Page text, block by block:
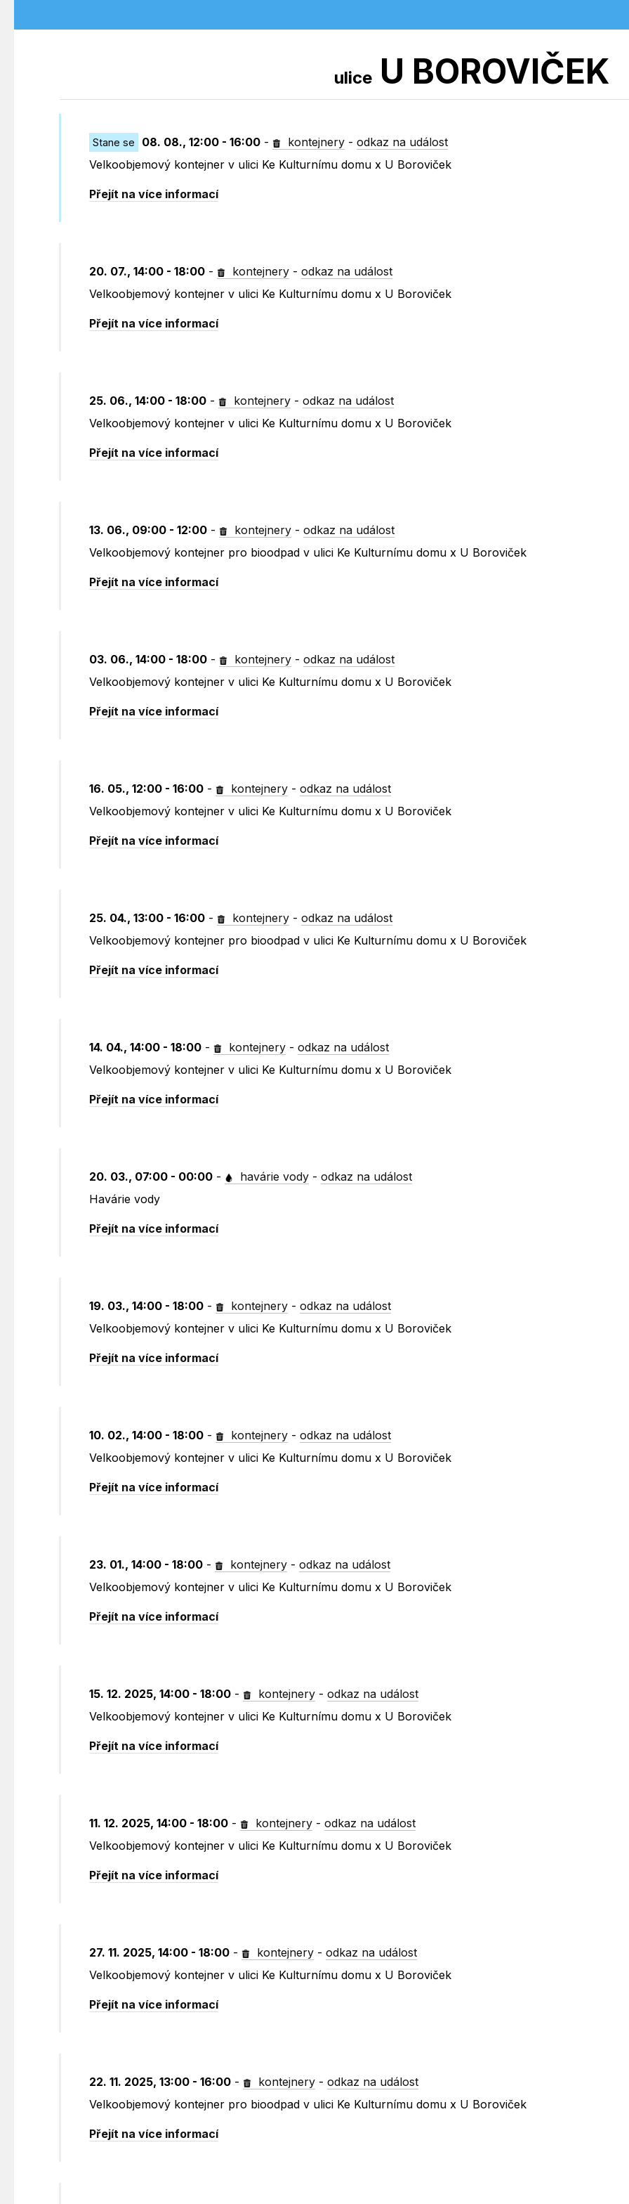
ulice U BOROVIČEK
Stane se 08. 08., 12:00 - 16:00 - kontejnery -odkaz na událost
Velkoobjemový kontejner v ulici Ke Kulturnímu domu x U Boroviček
Přejít na více informací
20. 07., 14:00 - 18:00 - kontejnery -odkaz na událost
Velkoobjemový kontejner v ulici Ke Kulturnímu domu x U Boroviček
Přejít na více informací
25. 06., 14:00 - 18:00 - kontejnery -odkaz na událost
Velkoobjemový kontejner v ulici Ke Kulturnímu domu x U Boroviček
Přejít na více informací
13. 06., 09:00 - 12:00 - kontejnery -odkaz na událost
Velkoobjemový kontejner pro bioodpad v ulici Ke Kulturnímu domu x U Boroviček
Přejít na více informací
03. 06., 14:00 - 18:00 - kontejnery -odkaz na událost
Velkoobjemový kontejner v ulici Ke Kulturnímu domu x U Boroviček
Přejít na více informací
16. 05., 12:00 - 16:00 - kontejnery -odkaz na událost
Velkoobjemový kontejner v ulici Ke Kulturnímu domu x U Boroviček
Přejít na více informací
25. 04., 13:00 - 16:00 - kontejnery -odkaz na událost
Velkoobjemový kontejner pro bioodpad v ulici Ke Kulturnímu domu x U Boroviček
Přejít na více informací
14. 04., 14:00 - 18:00 - kontejnery -odkaz na událost
Velkoobjemový kontejner v ulici Ke Kulturnímu domu x U Boroviček
Přejít na více informací
20. 03., 07:00 - 00:00 - havárie vody -odkaz na událost
Havárie vody
Přejít na více informací
19. 03., 14:00 - 18:00 - kontejnery -odkaz na událost
Velkoobjemový kontejner v ulici Ke Kulturnímu domu x U Boroviček
Přejít na více informací
10. 02., 14:00 - 18:00 - kontejnery -odkaz na událost
Velkoobjemový kontejner v ulici Ke Kulturnímu domu x U Boroviček
Přejít na více informací
23. 01., 14:00 - 18:00 - kontejnery -odkaz na událost
Velkoobjemový kontejner v ulici Ke Kulturnímu domu x U Boroviček
Přejít na více informací
15. 12. 2025, 14:00 - 18:00 - kontejnery -odkaz na událost
Velkoobjemový kontejner v ulici Ke Kulturnímu domu x U Boroviček
Přejít na více informací
11. 12. 2025, 14:00 - 18:00 - kontejnery -odkaz na událost
Velkoobjemový kontejner v ulici Ke Kulturnímu domu x U Boroviček
Přejít na více informací
27. 11. 2025, 14:00 - 18:00 - kontejnery -odkaz na událost
Velkoobjemový kontejner v ulici Ke Kulturnímu domu x U Boroviček
Přejít na více informací
22. 11. 2025, 13:00 - 16:00 - kontejnery -odkaz na událost
Velkoobjemový kontejner pro bioodpad v ulici Ke Kulturnímu domu x U Boroviček
Přejít na více informací